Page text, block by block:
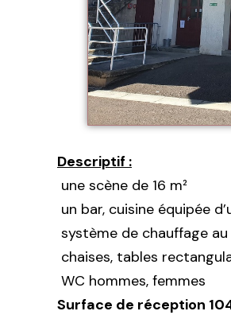
Descriptif :
une scène de 16 m²
un bar, cuisine équipée
système de chauffage
chaises, tables
WC hommes, femmes
Surface de réception